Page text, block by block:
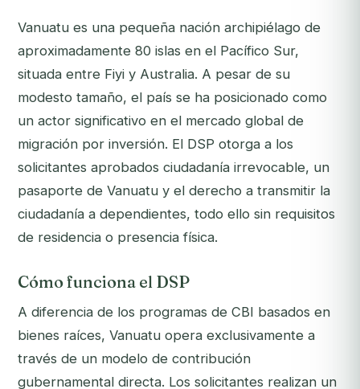
Vanuatu es una pequeña nación archipiélago de
aproximadamente 80 islas en el Pacífico Sur,
situada entre Fiyi y Australia. A pesar de su
modesto tamaño, el país se ha posicionado como
un actor significativo en el mercado global de
migración por inversión. El DSP otorga a los
solicitantes aprobados ciudadanía irrevocable, un
pasaporte de Vanuatu y el derecho a transmitir la
ciudadanía a dependientes, todo ello sin requisitos
de residencia o presencia física.
Cómo funciona el DSP
A diferencia de los programas de CBI basados en
bienes raíces, Vanuatu opera exclusivamente a
través de un modelo de contribución
gubernamental directa. Los solicitantes realizan un